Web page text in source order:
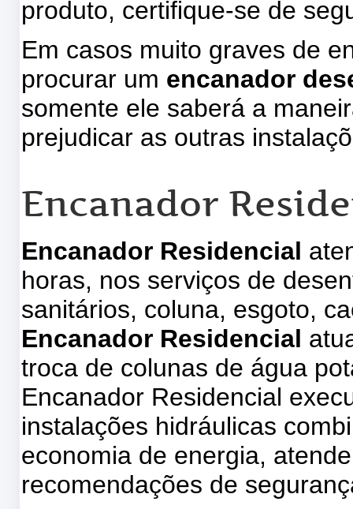
produto, certifique-se de
Em casos muito graves de
procurar um encanador
somente ele saberá a
prejudicar as outras
Encanador
Encanador Residencial
horas, nos serviços de
sanitários, coluna, esgoto,
Encanador Residencial
troca de colunas de água
Encanador Residencial
instalações hidráulicas
economia de energia,
recomendações de